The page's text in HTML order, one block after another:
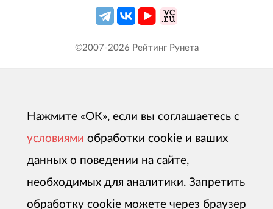
©2007-2026 Рейтинг Рунета
Нажмите «ОК», если вы соглашаетесь с
условиями обработки cookie и ваших
данных о поведении на сайте,
необходимых для аналитики. Запретить
обработку cookie можете через браузер